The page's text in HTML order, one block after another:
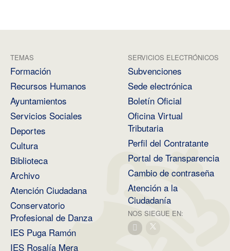
TEMAS
Formación
Recursos Humanos
Ayuntamientos
Servicios Sociales
Deportes
Cultura
Biblioteca
Archivo
Atención Ciudadana
Conservatorio
Profesional de Danza
IES Puga Ramón
IES Rosalía Mera
SERVICIOS ELECTRÓNICOS
Subvenciones
Sede electrónica
Boletín Oficial
Oficina Virtual
Tributaria
Perfil del Contratante
Portal de Transparencia
Cambio de contraseña
Atención a la
Ciudadanía
NOS SIEGUE EN: